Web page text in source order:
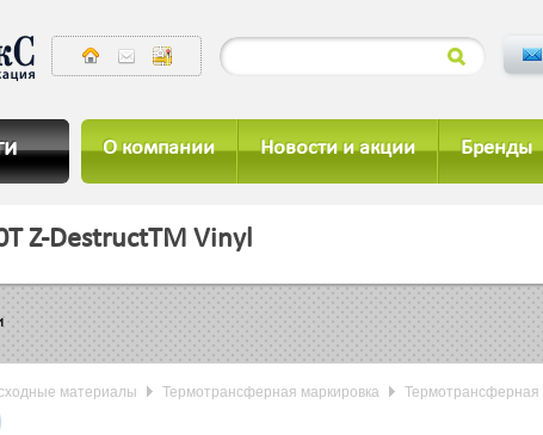
О компании Новости и акции Бренды
Z-DestructTM Vinyl
материалы Термотрансферная маркировка Термотрансферная